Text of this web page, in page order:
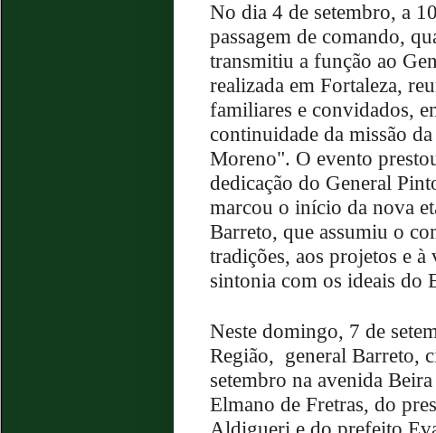
No dia 4 de setembro, a
passagem de comando,
transmitiu a função ao
realizada em Fortaleza,
familiares e convidados,
continuidade da missão
Moreno". O evento
dedicação do General
marcou o início da nova
Barreto, que assumiu o
tradições, aos projetos e
sintonia com os ideais do
Neste domingo, 7 de
Região, general Barreto,
setembro na avenida
Elmano de Fretras, do